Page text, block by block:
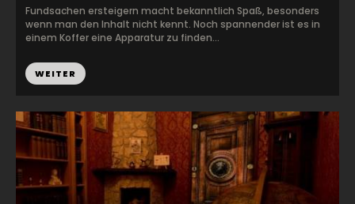
Fundsachen ersteigern macht bekanntlich Spaß, besonders
wenn man den Inhalt nicht kennt. Noch spannender ist es in
einem Koffer eine Apparatur zu finden...
WEITER